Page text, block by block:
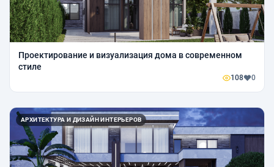
Проектирование и визуализация дома в современном
стиле
108 0
АРХИТЕКТУРА И ДИЗАЙН ИНТЕРЬЕРОВ